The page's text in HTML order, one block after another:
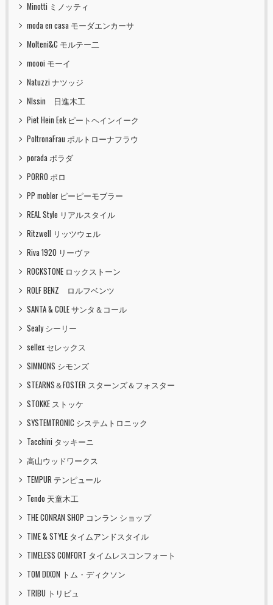
Minotti ミノッティ
moda en casa モーダエンカーサ
Molteni&C モルテー二
moooi モーイ
Natuzzi ナツッジ
NIssin 日進木工
Piet Hein Eek ピートヘインイーク
PoltronaFrau ポルトローナフラウ
porada ポラダ
PORRO ポロ
PP mobler ピーピーモブラー
REAL Style リアルスタイル
Ritzwell リッツウェル
Riva 1920 リーヴァ
ROCKSTONE ロックストーン
ROLF BENZ ロルフベンツ
SANTA & COLE サンタ＆コール
Sealy シーリー
sellex セレックス
SIMMONS シモンズ
STEARNS＆FOSTER スターンズ＆フォスター
STOKKE ストッケ
SYSTEMTRONIC システムトロニック
Tacchini タッキーニ
高山ウッドワークス
TEMPUR テンピュール
Tendo 天童木工
THE CONRAN SHOP コンラン ショップ
TIME & STYLE タイムアンドスタイル
TIMELESS COMFORT タイムレスコンフォート
TOM DIXON トム・ディクソン
TRIBU トリビュ